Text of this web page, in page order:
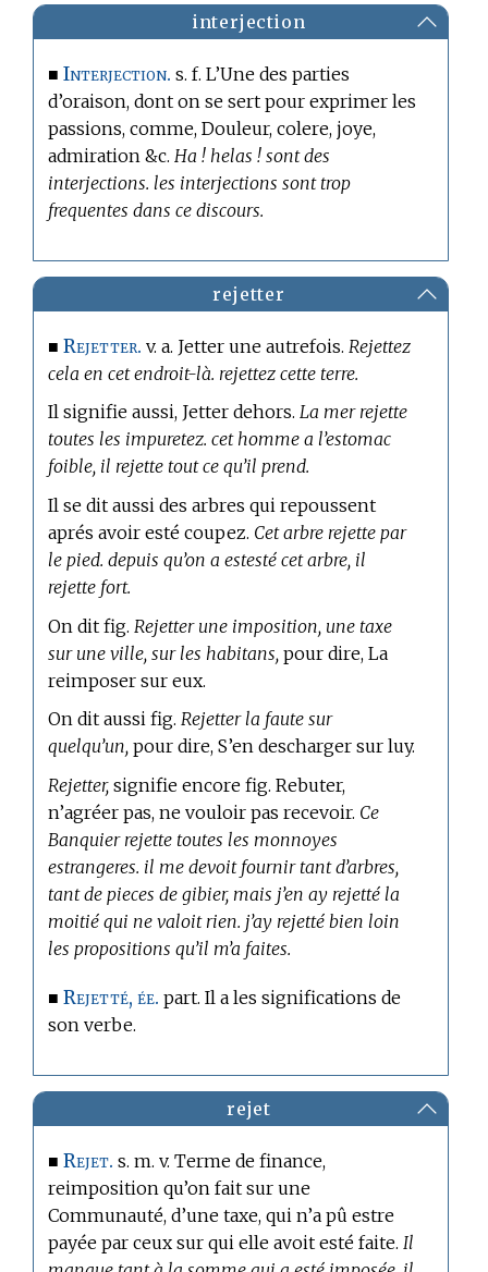
interjection
■Interjection. s. f. L’Une des parties
d’oraison, dont on se sert pour exprimer les
passions, comme, Douleur, colere, joye,
admiration &c.Ha ! helas ! sont des
interjections. les interjections sont trop
frequentes dans ce discours.
rejetter
■Rejetter. v. a. Jetter une autrefois. Rejettez
cela en cet endroit-là. rejettez cette terre.
Il signifie aussi, Jetter dehors.La mer rejette
toutes les impuretez. cet homme a l’estomac
foible, il rejette tout ce qu’il prend.
Il se dit aussi des arbres qui repoussent
aprés avoir esté coupez. Cet arbre rejette par
le pied. depuis qu’on a estesté cet arbre, il
rejette fort.
On dit fig. Rejetter une imposition, une taxe
sur une ville, sur les habitans, pour dire, La
reimposer sur eux.
On dit aussi fig.Rejetter la faute sur
quelqu’un, pour dire, S’en descharger sur luy.
Rejetter, signifie encore fig. Rebuter,
n’agréer pas, ne vouloir pas recevoir. Ce
Banquier rejette toutes les monnoyes
estrangeres. il me devoit fournir tant d’arbres,
tant de pieces de gibier, mais j’en ay rejetté la
moitié qui ne valoit rien. j’ay rejetté bien loin
les propositions qu’il m’a faites.
■Rejetté, ée. part. Il a les significations de
son verbe.
rejet
■Rejet. s. m. v.Terme de finance,
reimposition qu’on fait sur une
Communauté, d’une taxe, qui n’a pû estre
payée par ceux sur qui elle avoit esté faite. Il